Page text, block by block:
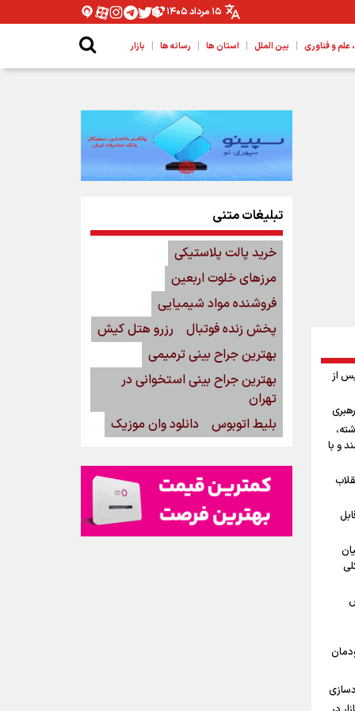
۱۵ مرداد ۱۴۰۵
و فناوری | بین الملل | استان ها | رسانه ها | بازار
از
و با
تبلیغات متنی
خرید پالت پلاستیکی
مرزهای خلوت اربعین
فروشنده مواد شیمیایی
پخش زنده فوتبال
رزرو هتل کیش
بهترین جراح بینی ترمیمی
بهترین جراح بینی استخوانی در
تهران
بلیط اتوبوس
دانلود وان موزیک